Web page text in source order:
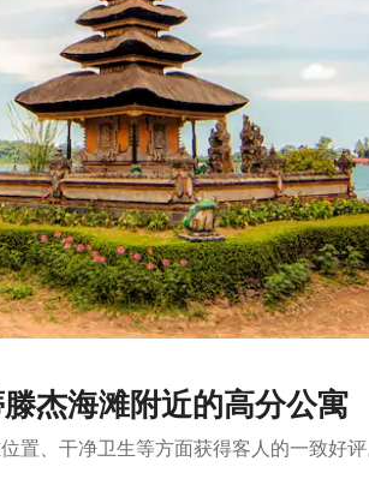
杰海滩附近的高分公寓
置、干净卫生等方面获得客人的一致好评